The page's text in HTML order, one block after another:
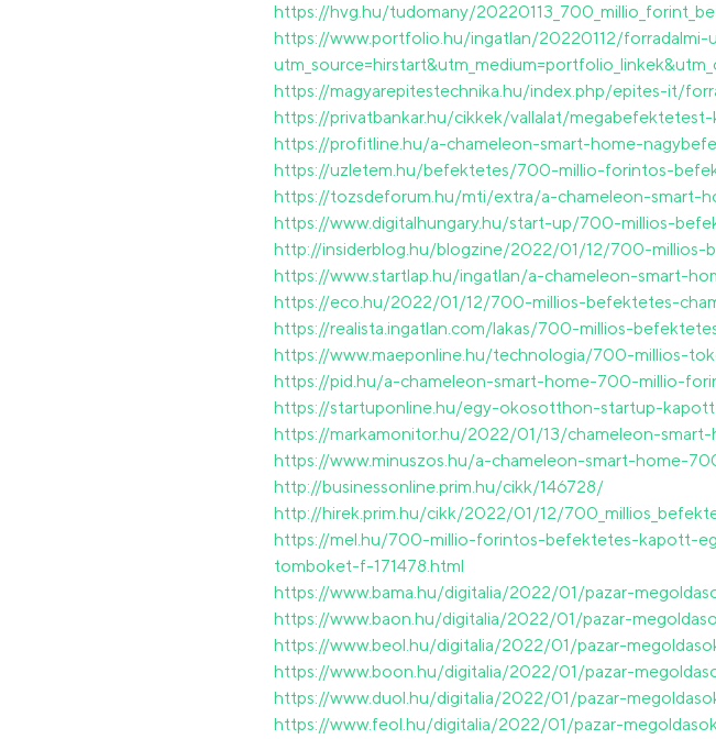
https://hvg.hu/tudomany/
https://www.portfolio.hu/ingatlan/20220112/
https://magyarepitestechnika.hu/index.php/epites-it/
https://privatbankar.hu/cikkek/vallalat/
https://profitline.hu/a-chameleon-smart-home-
https://uzletem.hu/befektetes/700-millio-forintos-
https://tozsdeforum.hu/mti/extra/a-chameleon-
https://www.digitalhungary.hu/start-up/700-millios-
http://insiderblog.hu/blogzine/2022/01/12/700-
https://www.startlap.hu/ingatlan/a-chameleon-smart-
https://eco.hu/2022/01/12/700-millios-befektetes-
https://realista.ingatlan.com/lakas/700-millios-
https://www.maeponline.hu/technologia/700-millios-
https://pid.hu/a-chameleon-smart-home-700-millio-
https://startuponline.hu/egy-okosotthon-startup-
https://markamonitor.hu/2022/01/13/chameleon-
https://www.minuszos.hu/a-chameleon-smart-home-
http://businessonline.prim.hu/cikk/146728/
http://hirek.prim.hu/cikk/2022/01/12/
https://mel.hu/700-millio-forintos-befektetes-kapott-
tomboket-f-171478.html
https://www.bama.hu/digitalia/2022/01/pazar-
https://www.baon.hu/digitalia/2022/01/pazar-
https://www.beol.hu/digitalia/2022/01/pazar-
https://www.boon.hu/digitalia/2022/01/pazar-
https://www.duol.hu/digitalia/2022/01/pazar-
https://www.feol.hu/digitalia/2022/01/pazar-